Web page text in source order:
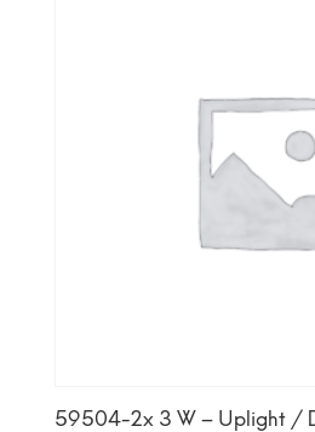
59504-2x 3 W – Uplight /